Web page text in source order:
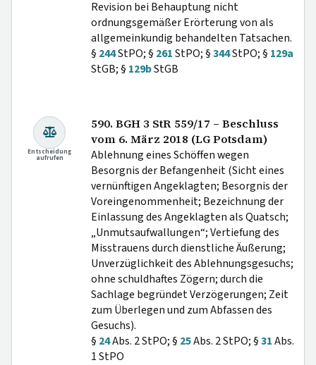
Revision bei Behauptung nicht
ordnungsgemäßer Erörterung von als
allgemeinkundig behandelten Tatsachen.
§ 244StPO; § 261StPO; §344StPO; § 129a
StGB; § 129bStGB
Entscheidung
aufrufen
590. BGH 3 StR 559/17 – Beschluss
vom 6. März 2018 (LG Potsdam)
Ablehnung eines Schöffen wegen
Besorgnis der Befangenheit (Sicht eines
vernünftigen Angeklagten; Besorgnis der
Voreingenommenheit; Bezeichnung der
Einlassung des Angeklagten als Quatsch;
„Unmutsaufwallungen“; Vertiefung des
Misstrauens durch dienstliche Äußerung;
Unverzüglichkeit des Ablehnungsgesuchs;
ohne schuldhaftes Zögern; durch die
Sachlage begründet Verzögerungen; Zeit
zum Überlegen und zum Abfassen des
Gesuchs).
§ 24Abs. 2 StPO; § 25Abs. 2 StPO; §31Abs.
1 StPO